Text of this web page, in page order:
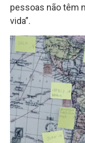
pessoas não têm
vida”.